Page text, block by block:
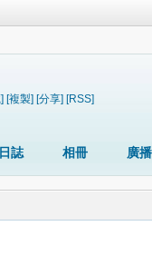
[複製] [分享] [RSS]
日誌 相冊 廣播